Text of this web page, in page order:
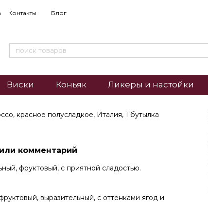
Контакты Блог
Виски Коньяк Ликеры и настойки
комментарий
фруктовый, с приятной сладостью.
выразительный, с оттенками ягод и